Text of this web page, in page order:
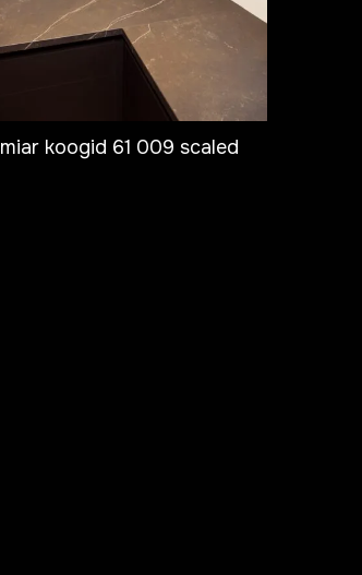
miar koogid 61 009 scaled